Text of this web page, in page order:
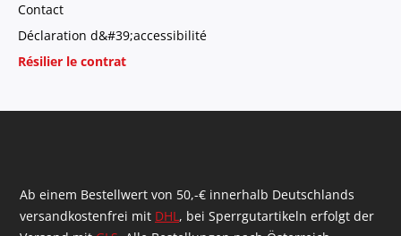
Contact
Déclaration d&#39;accessibilité
Résilier le contrat
Ab einem Bestellwert von 50,-€ innerhalb Deutschlands
versandkostenfrei mit DHL, bei Sperrgutartikeln erfolgt der